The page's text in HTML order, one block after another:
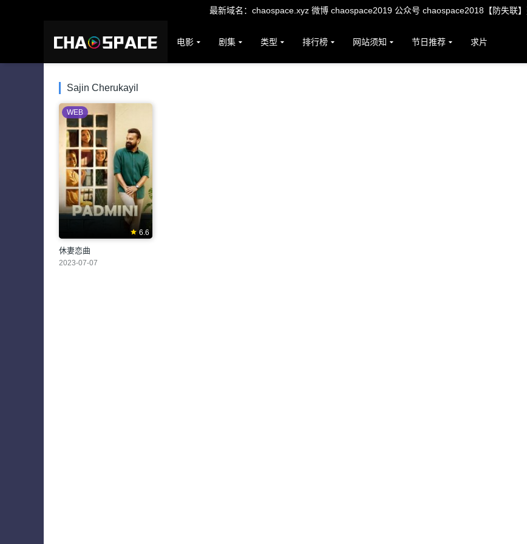
最新域名：chaospace.xyz 微博 chaospace2019 公众号 chaospace2018【防失联
电影 剧集 类型 排行榜 网站须知 节日推荐 求片
Sajin Cherukayil
6.6
WEB
休妻恋曲
2023-07-07